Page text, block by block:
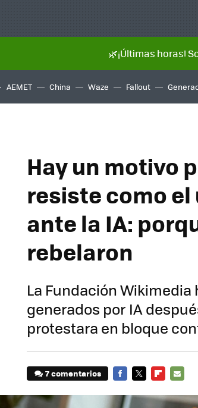
🌿¡Últimas horas!
AEMET China Waze Fallout
Hay un motivo
resiste como
ante la IA:
rebelaron
La Fundación
generados por IA
protestara en bloque
7 comentarios
MAIL